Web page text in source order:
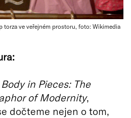
torza ve veřejném prostoru, foto: Wikimedia
Body in Pieces: The
of Modernity,
dočteme nejen o tom,